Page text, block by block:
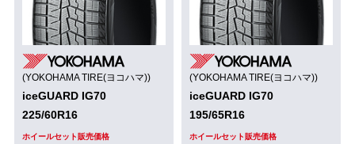
(YOKOHAMA TIRE(ヨコハマ))
iceGUARD IG70
225/60R16
ホイールセット販売価格
(YOKOHAMA TIRE(ヨコハマ))
iceGUARD IG70
195/65R16
ホイールセット販売価格